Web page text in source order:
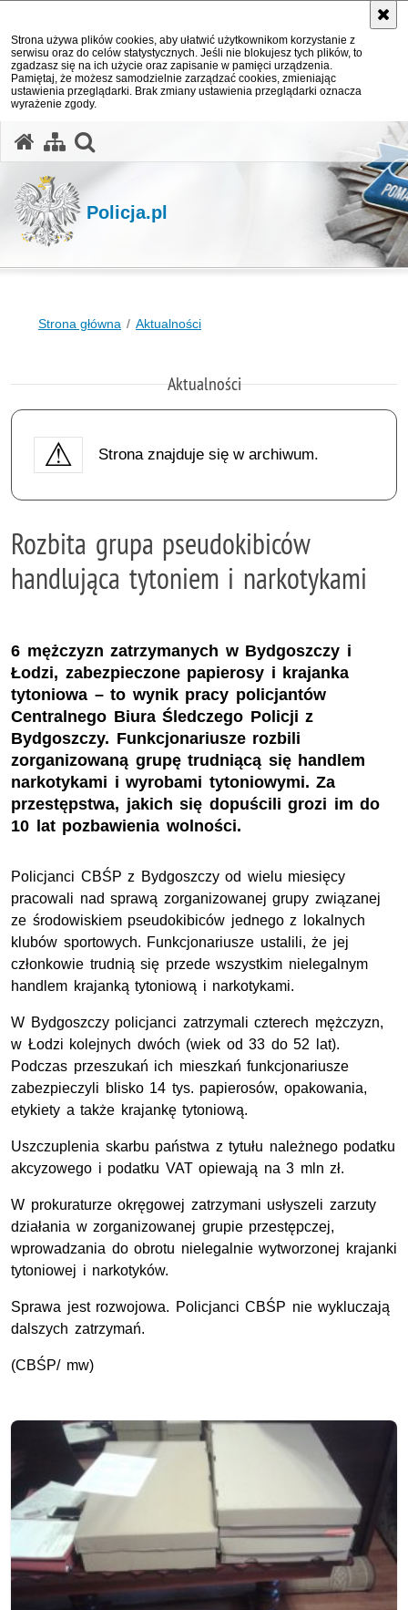
Strona używa plików cookies, aby ułatwić użytkownikom korzystanie z
serwisu oraz do celów statystycznych. Jeśli nie blokujesz tych plików, to
zgadzasz się na ich użycie oraz zapisanie w pamięci urządzenia.
Pamiętaj, że możesz samodzielnie zarządzać cookies, zmieniając
ustawienia przeglądarki. Brak zmiany ustawienia przeglądarki oznacza
wyrażenie zgody.
Policja.pl
Strona główna Aktualności
Aktualności
Strona znajduje się w archiwum.
Rozbita grupa pseudokibiców
handlująca tytoniem i narkotykami
6 mężczyzn zatrzymanych w Bydgoszczy i
Łodzi, zabezpieczone papierosy i krajanka
tytoniowa – to wynik pracy policjantów
Centralnego Biura Śledczego Policji z
Bydgoszczy. Funkcjonariusze rozbili
zorganizowaną grupę trudniącą się handlem
narkotykami i wyrobami tytoniowymi. Za
przestępstwa, jakich się dopuścili grozi im do
10 lat pozbawienia wolności.
Policjanci CBŚP z Bydgoszczy od wielu miesięcy
pracowali nad sprawą zorganizowanej grupy związanej
ze środowiskiem pseudokibiców jednego z lokalnych
klubów sportowych. Funkcjonariusze ustalili, że jej
członkowie trudnią się przede wszystkim nielegalnym
handlem krajanką tytoniową i narkotykami.
W Bydgoszczy policjanci zatrzymali czterech mężczyzn,
w Łodzi kolejnych dwóch (wiek od 33 do 52 lat).
Podczas przeszukań ich mieszkań funkcjonariusze
zabezpieczyli blisko 14 tys. papierosów, opakowania,
etykiety a także krajankę tytoniową.
Uszczuplenia skarbu państwa z tytułu należnego podatku
akcyzowego i podatku VAT opiewają na 3 mln zł.
W prokuraturze okręgowej zatrzymani usłyszeli zarzuty
działania w zorganizowanej grupie przestępczej,
wprowadzania do obrotu nielegalnie wytworzonej krajanki
tytoniowej i narkotyków.
Sprawa jest rozwojowa. Policjanci CBŚP nie wykluczają
dalszych zatrzymań.
(CBŚP/ mw)